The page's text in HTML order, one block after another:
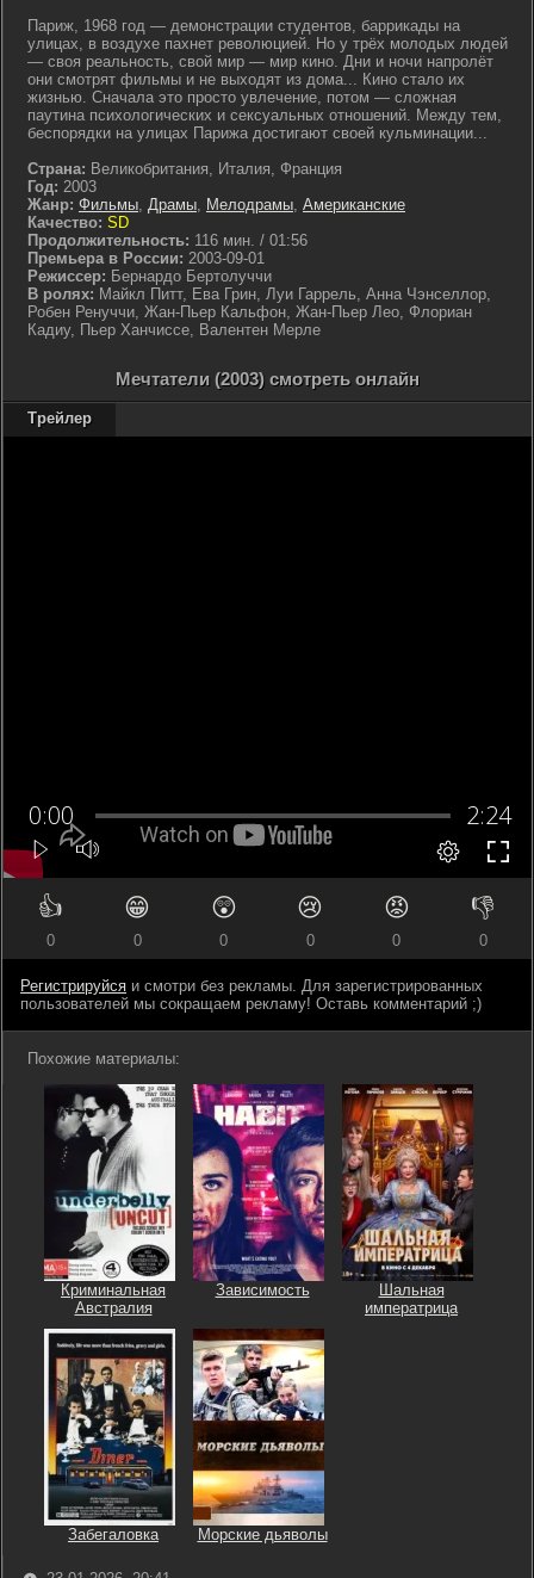
Париж, 1968 год — демонстрации студентов, баррикады на
улицах, в воздухе пахнет революцией. Но у трёх молодых людей
— своя реальность, свой мир — мир кино. Дни и ночи напролёт
они смотрят фильмы и не выходят из дома... Кино стало их
жизнью. Сначала это просто увлечение, потом — сложная
паутина психологических и сексуальных отношений. Между тем,
беспорядки на улицах Парижа достигают своей кульминации...
Страна: Великобритания, Италия, Франция
Год: 2003
Жанр: Фильмы, Драмы, Мелодрамы, Американские
Качество: SD
Продолжительность: 116 мин. / 01:56
Премьера в России: 2003-09-01
Режиссер: Бернардо Бертолуччи
В ролях: Майкл Питт, Ева Грин, Луи Гаррель, Анна Чэнселлор,
Робен Ренуччи, Жан-Пьер Кальфон, Жан-Пьер Лео, Флориан
Кадиу, Пьер Ханчиссе, Валентен Мерле
Мечтатели (2003) смотреть онлайн
Трейлер
👍
0
😁
0
😲
0
😢
0
😡
0
👎
0
Регистрируйся и смотри без рекламы. Для зарегистрированных
пользователей мы сокращаем рекламу! Оставь комментарий ;)
Похожие материалы:
Криминальная
Австралия
Зависимость
Шальная
императрица
Забегаловка Морские дьяволы